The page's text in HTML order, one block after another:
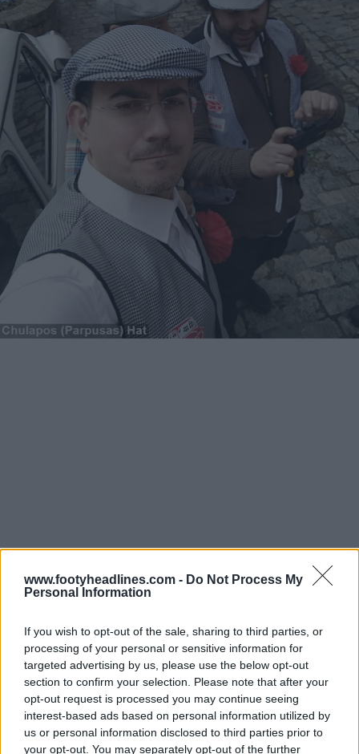
www.footyheadlines.com - Do Not Process My
Personal Information
If you wish to opt-out of the sale, sharing to third parties, or
processing of your personal or sensitive information for
targeted advertising by us, please use the below opt-out
section to confirm your selection. Please note that after your
opt-out request is processed you may continue seeing
interest-based ads based on personal information utilized by
us or personal information disclosed to third parties prior to
your opt-out. You may separately opt-out of the further